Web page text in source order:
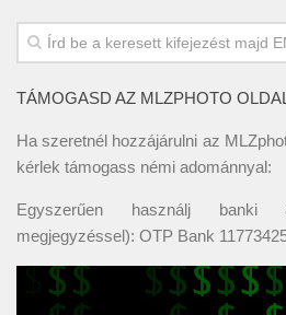
TÁMOGASD AZ MLZPHOTO
Ha szeretnél hozzájárulni az
kérlek támogass némi adománnyal:
Egyszerűen használj banki
megjegyzéssel): OTP Bank